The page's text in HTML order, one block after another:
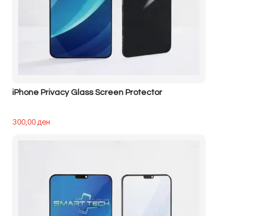
iPhone Privacy Glass Screen Protector
300,00ден